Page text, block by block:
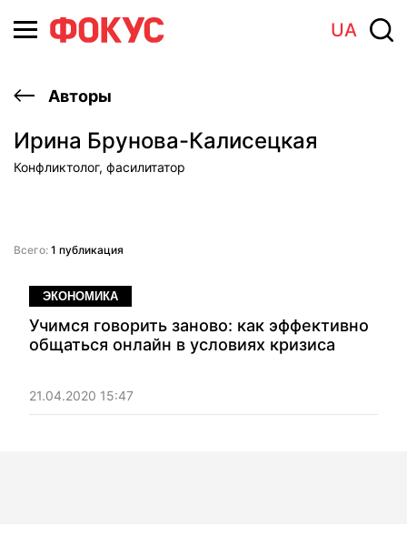
UA
Авторы
Ирина Брунова-Калисецкая
Конфликтолог, фасилитатор
Всего: 1 публикация
ЭКОНОМИКА
Учимся говорить заново: как эффективно
общаться онлайн в условиях кризиса
21.04.2020 15:47